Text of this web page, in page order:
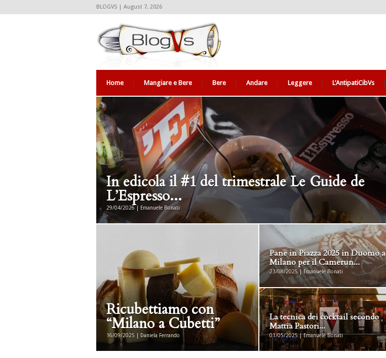
BLOGVS | August 7, 2026
Home Mangiare e Bere Bere Andare Leggere L’AntipatiCibVs
In edicola il #1 del trimestrale Le Guide de
L’Espresso...
29/04/2026 | Emanuele Bonati
Ricubettiamo con
“Milano a Cubetti”
16/09/2025 | Daniela Ferrando
Pane in Piazza 2025 in Duomo a
Milano per il Camerun...
23/08/2025 | Emanuele Bonati
La tecnica dei cocktail secondo
Mattia Pastori...
01/05/2025 | Emanuele Bonati